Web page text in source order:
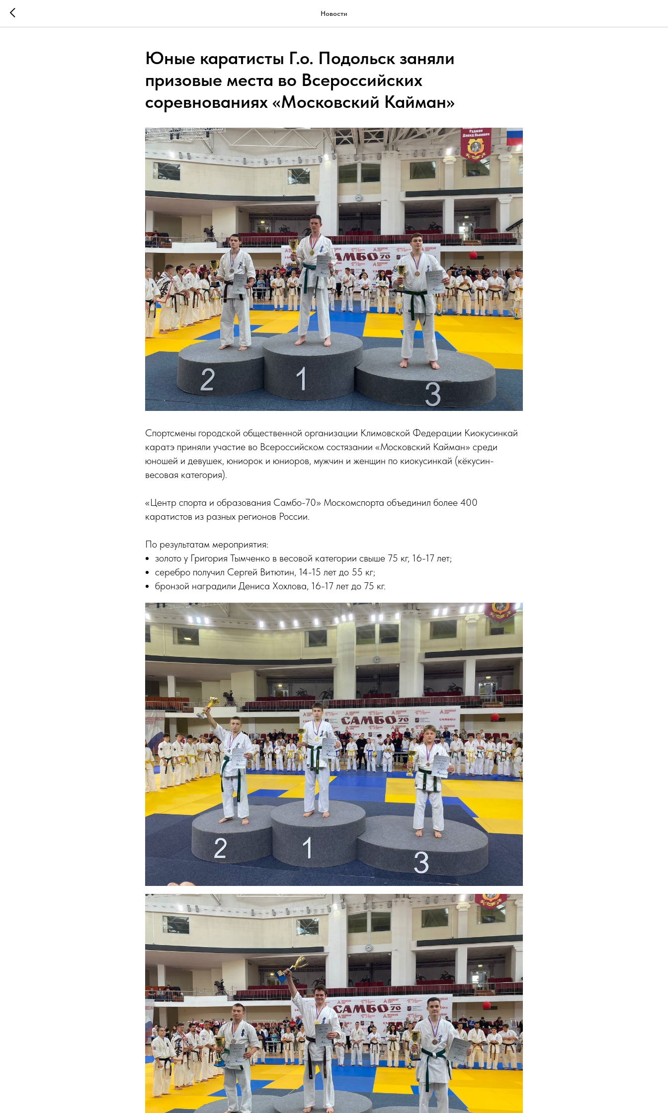
Новости
Юные каратисты Г.о. Подольск заняли
призовые места во Всероссийских
соревнованиях «Московский Кайман»
Спортсмены городской общественной организации Климовской Федерации Киокусинкай
каратэ приняли участие во Всероссийском состязании «Московский Кайман» среди
юношей и девушек, юниорок и юниоров, мужчин и женщин по киокусинкай (кёкусин-
весовая категория).
«Центр спорта и образования Самбо-70» Москомспорта объединил более 400
каратистов из разных регионов России.
По результатам мероприятия:
золото у Григория Тымченко в весовой категории свыше 75 кг, 16-17 лет;
серебро получил Сергей Витютин, 14-15 лет до 55 кг;
бронзой наградили Дениса Хохлова, 16-17 лет до 75 кг.